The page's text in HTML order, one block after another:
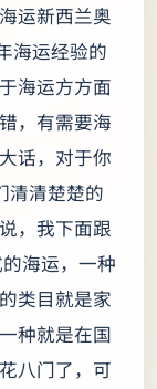
运新西兰奥
海运经验的
海运方方面
，有需要海
话，对于你
清清楚楚的
，我下面跟
海运，一种
类目就是家
种就是在国
八门了，可